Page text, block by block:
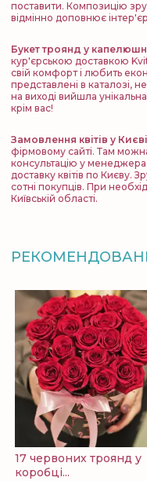
поставити. Композицію
відмінно доповнює
Букет троянд у
кур'єрською доставкою
свій комфорт і любить
представлені в каталозі,
на виході вийшла
крім вас!
Замовлення квітів у Києві
фірмовому сайті. Там
консультацію у
доставку квітів по Києву.
сотні покупців. При
Київській області.
17 червоних троянд у
коробці...